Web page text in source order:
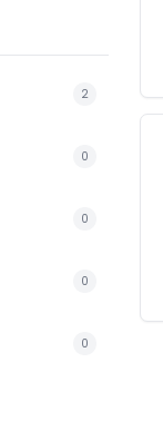
2
0
0
0
0